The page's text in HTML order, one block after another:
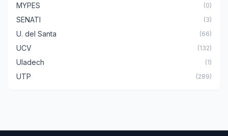
MYPES (0)
SENATI (3)
U. del Santa (66)
UCV (132)
Uladech (1)
UTP (289)